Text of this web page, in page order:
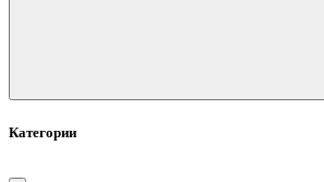
Категории